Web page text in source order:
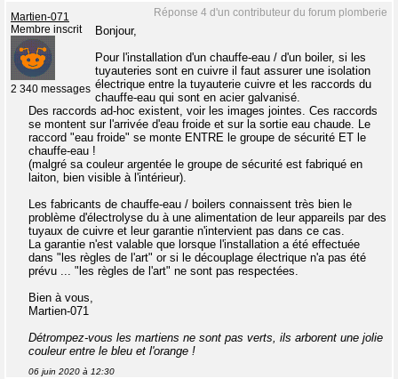
Réponse 4 d'un contributeur du forum plomberie
Martien-071
Membre inscrit
2 340 messages
Bonjour,
Pour l'installation d'un chauffe-eau / d'un boiler, si les
tuyauteries sont en cuivre il faut assurer une isolation
électrique entre la tuyauterie cuivre et les raccords du
chauffe-eau qui sont en acier galvanisé.
Des raccords ad-hoc existent, voir les images jointes. Ces raccords
se montent sur l'arrivée d'eau froide et sur la sortie eau chaude. Le
raccord "eau froide" se monte ENTRE le groupe de sécurité ET le
chauffe-eau !
(malgré sa couleur argentée le groupe de sécurité est fabriqué en
laiton, bien visible à l'intérieur).
Les fabricants de chauffe-eau / boilers connaissent très bien le
problème d'électrolyse du à une alimentation de leur appareils par des
tuyaux de cuivre et leur garantie n'intervient pas dans ce cas.
La garantie n'est valable que lorsque l'installation a été effectuée
dans "les règles de l'art" or si le découplage électrique n'a pas été
prévu ... "les règles de l'art" ne sont pas respectées.
Bien à vous,
Martien-071
Détrompez-vous les martiens ne sont pas verts, ils arborent une jolie
couleur entre le bleu et l'orange !
06 juin 2020 à 12:30